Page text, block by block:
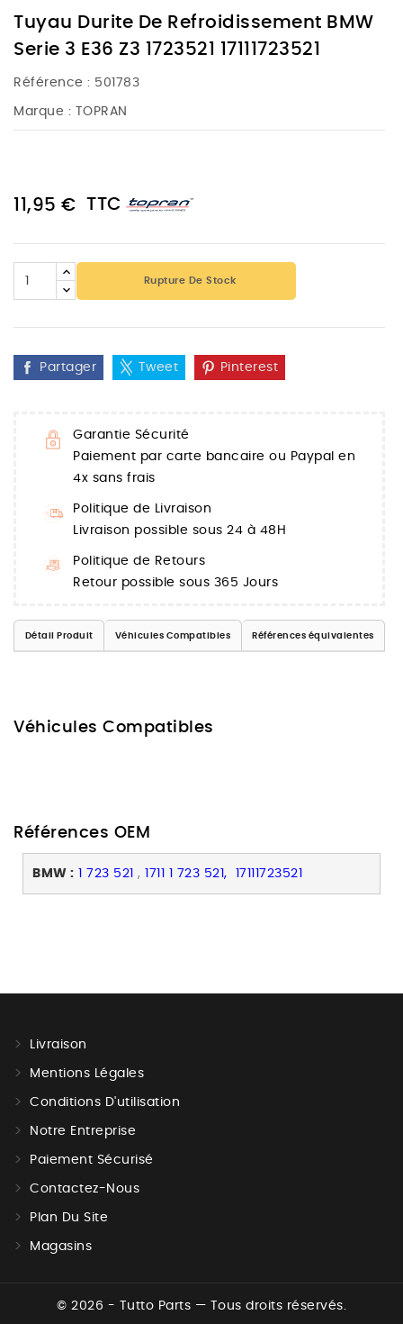
Tuyau Durite De Refroidissement BMW
Serie 3 E36 Z3 1723521 17111723521
Référence : 501783
Marque : TOPRAN
11,95 € TTC
Rupture De Stock
Partager Tweet Pinterest
Garantie Sécurité
Paiement par carte bancaire ou Paypal en
4x sans frais
Politique de Livraison
Livraison possible sous 24 à 48H
Politique de Retours
Retour possible sous 365 Jours
Détail Produit Véhicules Compatibles Références équivalentes
Véhicules Compatibles
Références OEM
BMW : 1 723 521 , 1711 1 723 521, 17111723521
Livraison
Mentions Légales
Conditions D'utilisation
Notre Entreprise
Paiement Sécurisé
Contactez-Nous
Plan Du Site
Magasins
© 2026 - Tutto Parts — Tous droits réservés.